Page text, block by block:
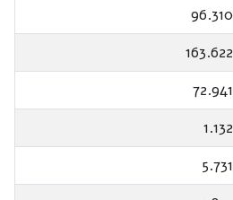
96.310
163.622
72.941
1.132
5.731